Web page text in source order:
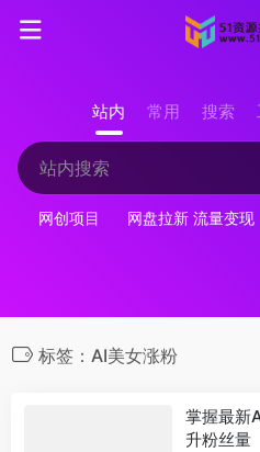
站内 常用 搜索
网创项目 网盘拉新 流量变现
标签：AI美女涨粉
掌握最新
升粉丝量